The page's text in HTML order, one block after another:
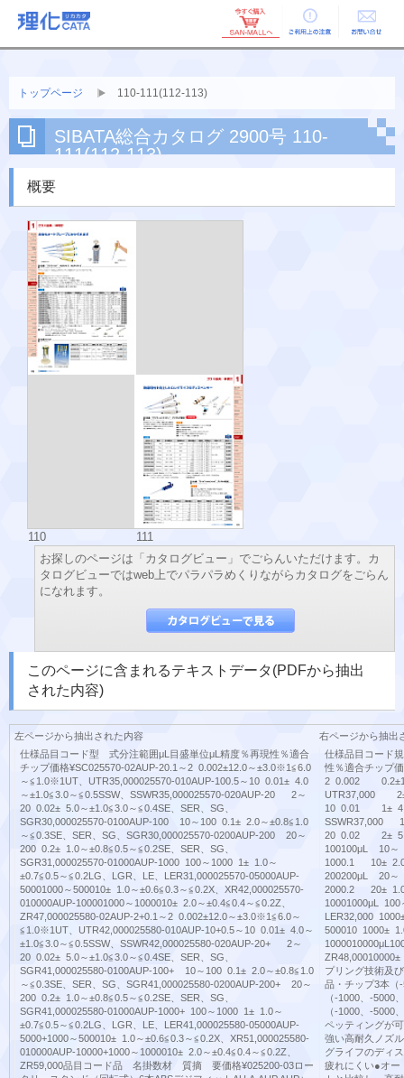
ご利用上の お問い合せ
トップページ 110-111(112-113)
SIBATA総合カタログ 2900号 110-
111(112-113)
概要
110
111
お探しのページは「カタログビュー」でごらんいただけます。カ
タログビューではweb上でパラパラめくりながらカタログをごらん
になれます。
このページに含まれるテキストデータ(PDFから抽出
された内容)
左ページから抽出された内容
仕様品目コード型 式分注範囲μL目盛単位μL精度％再現性％適合
チップ価格¥SC025570-02AUP-20.1～2 0.002±12.0～±3.0※1≦6.0
～≦1.0※1UT、UTR35,000025570-010AUP-100.5～10 0.01± 4.0
～±1.0≦3.0～≦0.5SSW、SSWR35,000025570-020AUP-20 2～
20 0.02± 5.0～±1.0≦3.0～≦0.4SE、SER、SG、
SGR30,000025570-0100AUP-100 10～100 0.1± 2.0～±0.8≦1.0
～≦0.3SE、SER、SG、SGR30,000025570-0200AUP-200 20～
200 0.2± 1.0～±0.8≦0.5～≦0.2SE、SER、SG、
SGR31,000025570-01000AUP-1000 100～1000 1± 1.0～
±0.7≦0.5～≦0.2LG、LGR、LE、LER31,000025570-05000AUP-
50001000～500010± 1.0～±0.6≦0.3～≦0.2X、XR42,000025570-
010000AUP-100001000～1000010± 2.0～±0.4≦0.4～≦0.2Z、
ZR47,000025580-02AUP-2+0.1～2 0.002±12.0～±3.0※1≦6.0～
≦1.0※1UT、UTR42,000025580-010AUP-10+0.5～10 0.01± 4.0～
±1.0≦3.0～≦0.5SSW、SSWR42,000025580-020AUP-20+ 2～
20 0.02± 5.0～±1.0≦3.0～≦0.4SE、SER、SG、
SGR41,000025580-0100AUP-100+ 10～100 0.1± 2.0～±0.8≦1.0
～≦0.3SE、SER、SG、SGR41,000025580-0200AUP-200+ 20～
200 0.2± 1.0～±0.8≦0.5～≦0.2SE、SER、SG、
SGR41,000025580-01000AUP-1000+ 100～1000 1± 1.0～
±0.7≦0.5～≦0.2LG、LGR、LE、LER41,000025580-05000AUP-
5000+1000～500010± 1.0～±0.6≦0.3～≦0.2X、XR51,000025580-
010000AUP-10000+1000～1000010± 2.0～±0.4≦0.4～≦0.2Z、
ZR59,000品目コード品 名掛数材 質摘 要価格¥025200-03ロー
右ページから抽出
仕様品目コード
性％適合チップ
2 0.002
UTR37,000 2±
10 0.01 1±
SSWR37,000
20 0.02 2±
100100μL 10～
1000.1 10±
200200μL 20～
2000.2 20±
10001000μL
LER32,000
500010 1000±
プリング技術及
品・チップ3本（
（-1000、-5000
（-1000、-5000
ペッティングが
強い高耐久ノズ
グライフのディ
疲れにくい●オー